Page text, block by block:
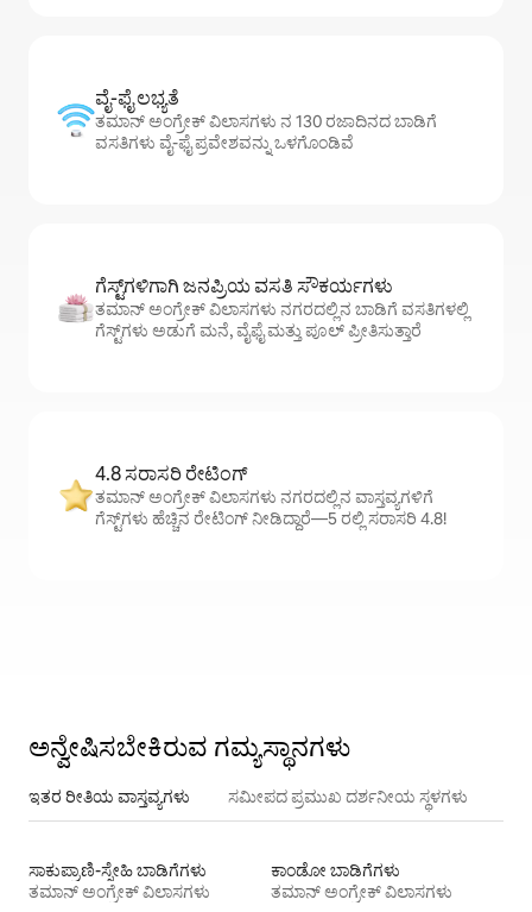
ವೈ-ಫೈ ಲಭ್ಯತೆ
ತಮಾನ್ ಅಂಗ್ರೇಕ್ ವಿಲಾಸಗಳು ನ 130 ರಜಾದಿನದ ಬಾಡಿಗೆ
ವಸತಿಗಳು ವೈ-ಫೈ ಪ್ರವೇಶವನ್ನು ಒಳಗೊಂಡಿವೆ
ಗೆಸ್ಟ್‌ಗಳಿಗಾಗಿ ಜನಪ್ರಿಯ ವಸತಿ ಸೌಕರ್ಯಗಳು
ತಮಾನ್ ಅಂಗ್ರೇಕ್ ವಿಲಾಸಗಳು ನಗರದಲ್ಲಿನ ಬಾಡಿಗೆ ವಸತಿಗಳಲ್ಲಿ
ಗೆಸ್ಟ್‌ಗಳು ಅಡುಗೆ ಮನೆ, ವೈಫೈ ಮತ್ತು ಪೂಲ್ ಪ್ರೀತಿಸುತ್ತಾರೆ
4.8 ಸರಾಸರಿ ರೇಟಿಂಗ್
ತಮಾನ್ ಅಂಗ್ರೇಕ್ ವಿಲಾಸಗಳು ನಗರದಲ್ಲಿನ ವಾಸ್ತವ್ಯಗಳಿಗೆ
ಗೆಸ್ಟ್‌ಗಳು ಹೆಚ್ಚಿನ ರೇಟಿಂಗ್ ನೀಡಿದ್ದಾರೆ—5 ರಲ್ಲಿ ಸರಾಸರಿ 4.8!
ಅನ್ವೇಷಿಸಬೇಕಿರುವ ಗಮ್ಯಸ್ಥಾನಗಳು
ಇತರ ರೀತಿಯ ವಾಸ್ತವ್ಯಗಳು ಸಮೀಪದ ಪ್ರಮುಖ ದರ್ಶನೀಯ ಸ್ಥಳಗಳು
ಸಾಕುಪ್ರಾಣಿ-ಸ್ನೇಹಿ ಬಾಡಿಗೆಗಳು
ತಮಾನ್ ಅಂಗ್ರೇಕ್ ವಿಲಾಸಗಳು
ಕಾಂಡೋ ಬಾಡಿಗೆಗಳು
ತಮಾನ್ ಅಂಗ್ರೇಕ್ ವಿಲಾಸಗಳು